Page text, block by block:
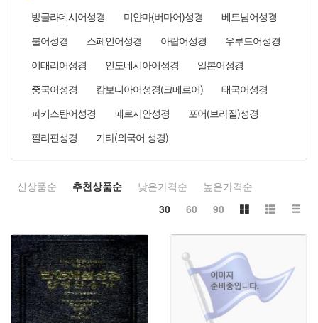
방글라데시어성경
미얀마(버마어)성경
베트남어성경
불어성경
스페인어성경 아랍어성경
우루드어성경
이태리어성경
인도네시아어성경
일본어성경
중국어성경
캄보디아어성경(크메르어)
태국어성경
파키스탄어성경
페르시안성경
포어(브라질)성경
필리핀성경
기타(외국어 성경)
신상품순 추천상품순 낮은가격순
높은가격순
30
60 90